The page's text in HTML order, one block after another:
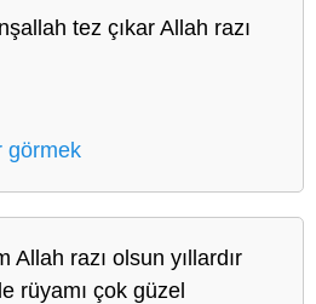
tez çıkar Allah razı
görmek
Allah razı olsun yıllardır
rüyamı çok güzel